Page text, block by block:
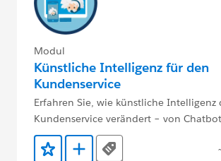
Modul
Künstliche Intelligenz für den
Kundenservice
Erfahren Sie, wie künstliche Intelligenz
Kundenservice verändert – von
Analysen.
Zu Favoriten hinzufügen
Zu Trailmix hinzufügen
Tags